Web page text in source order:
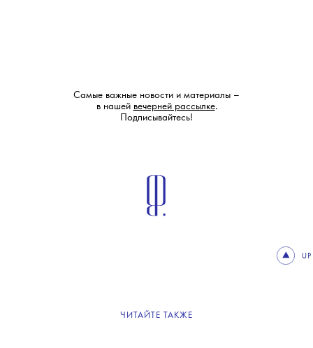
Самые важные новости и материалы –
в нашей вечерней рассылке.
Подписывайтесь!
UP
ЧИТАЙТЕ ТАКЖЕ